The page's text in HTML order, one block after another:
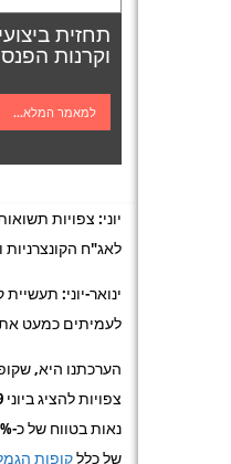
תחזית
וקרנות הפנסיה
למאמר המלא...
יוני: צפויות
לאג"ח
ינואר-יוני:
לעמיתים כמעט את
הערכתנו היא,
של כללקופות